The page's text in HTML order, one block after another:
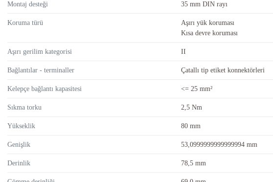
Montaj desteği 35 mm DIN rayı
Koruma türü
Aşırı yük koruması
Kısa devre koruması
Aşırı gerilim kategorisi II
Bağlantılar - terminaller Çatallı tip etiket konnektörleri
Kelepçe bağlantı kapasitesi <= 25 mm²
Sıkma torku 2,5 Nm
Yükseklik 80 mm
Genişlik 53,0999999999999994 mm
Derinlik 78,5 mm